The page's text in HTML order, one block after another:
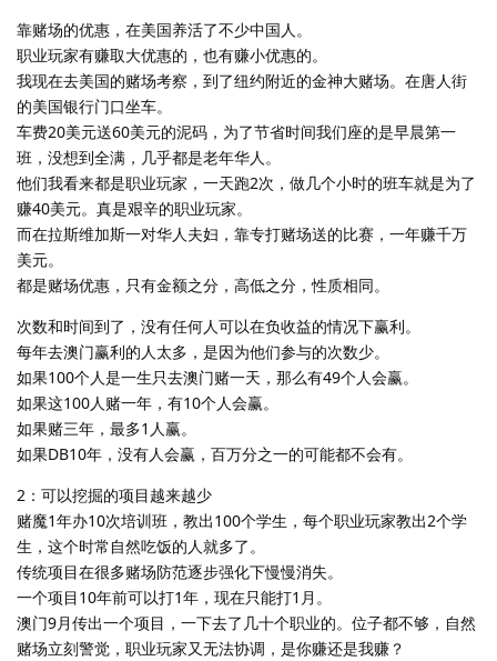
靠赌场的优惠，在美国养活了不少中国人。
职业玩家有赚取大优惠的，也有赚小优惠的。
我现在去美国的赌场考察，到了纽约附近的金神大赌场。在唐人街
的美国银行门口坐车。
车费20美元送60美元的泥码，为了节省时间我们座的是早晨第一
班，没想到全满，几乎都是老年华人。
他们我看来都是职业玩家，一天跑2次，做几个小时的班车就是为了
赚40美元。真是艰辛的职业玩家。
而在拉斯维加斯一对华人夫妇，靠专打赌场送的比赛，一年赚千万
美元。
都是赌场优惠，只有金额之分，高低之分，性质相同。
次数和时间到了，没有任何人可以在负收益的情况下赢利。
每年去澳门赢利的人太多，是因为他们参与的次数少。
如果100个人是一生只去澳门赌一天，那么有49个人会赢。
如果这100人赌一年，有10个人会赢。
如果赌三年，最多1人赢。
如果DB10年，没有人会赢，百万分之一的可能都不会有。
2：可以挖掘的项目越来越少
赌魔1年办10次培训班，教出100个学生，每个职业玩家教出2个学
生，这个时常自然吃饭的人就多了。
传统项目在很多赌场防范逐步强化下慢慢消失。
一个项目10年前可以打1年，现在只能打1月。
澳门9月传出一个项目，一下去了几十个职业的。位子都不够，自然
赌场立刻警觉，职业玩家又无法协调，是你赚还是我赚？